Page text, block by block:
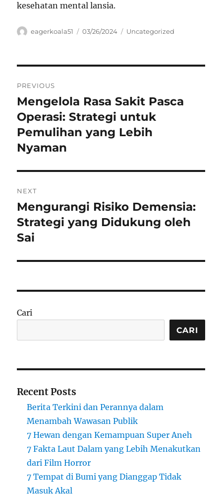
kesehatan mental lansia.
Author
eagerkoala51
Posted
03/26/2024 Categories
Uncategorized
pos
PREVIOUS
Previous
post:
Mengelola Rasa Sakit Pasca
Operasi: Strategi untuk
Pemulihan yang Lebih
Nyaman
NEXT
Next
post:
Mengurangi Risiko Demensia:
Strategi yang Didukung oleh
Sai
Cari
CARI
Recent Posts
Berita Terkini dan Perannya dalam
Menambah Wawasan Publik
7 Hewan dengan Kemampuan Super Aneh
7 Fakta Laut Dalam yang Lebih Menakutkan
dari Film Horror
7 Tempat di Bumi yang Dianggap Tidak
Masuk Akal